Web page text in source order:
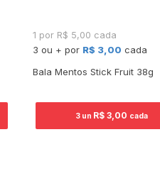
1 por R$ 5,00 cada
3 ou + por R$ 3,00 cada
Bala Mentos Stick Fruit 38g
3 un R$ 3,00 cada